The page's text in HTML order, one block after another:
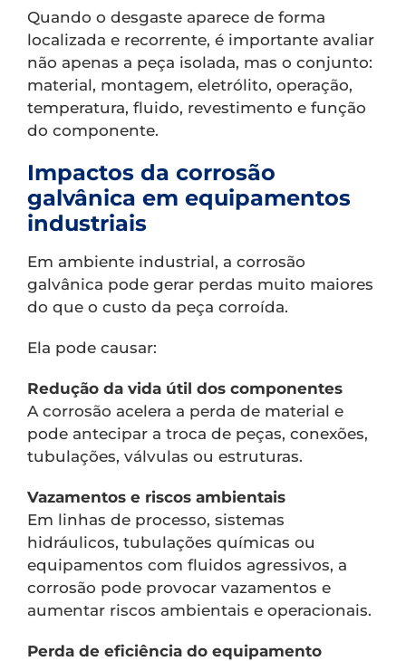
Quando o desgaste aparece de forma
localizada e recorrente, é importante avaliar
não apenas a peça isolada, mas o conjunto:
material, montagem, eletrólito, operação,
temperatura, fluido, revestimento e função
do componente.
Impactos da corrosão
galvânica em equipamentos
industriais
Em ambiente industrial, a corrosão
galvânica pode gerar perdas muito maiores
do que o custo da peça corroída.
Ela pode causar:
Redução da vida útil dos componentes
A corrosão acelera a perda de material e
pode antecipar a troca de peças, conexões,
tubulações, válvulas ou estruturas.
Vazamentos e riscos ambientais
Em linhas de processo, sistemas
hidráulicos, tubulações químicas ou
equipamentos com fluidos agressivos, a
corrosão pode provocar vazamentos e
aumentar riscos ambientais e operacionais.
Perda de eficiência do equipamento